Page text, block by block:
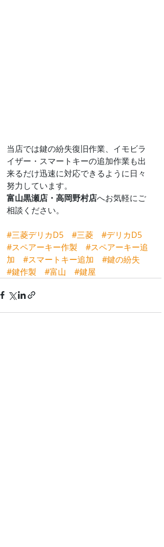
当店では鍵の紛失復旧作業、イモビラ
イザー・スマートキーの追加作業も出
来るだけ迅速に対応できるように日々
努力しています。
富山黒瀬店・高岡野村店へお気軽にご
相談ください。
#三菱デリカD5 #三菱
#デリカD5
#スペアーキー作製
#スペアーキー追
加
#スマートキー追加
#鍵の紛失
#鍵作製
#富山 #鍵屋